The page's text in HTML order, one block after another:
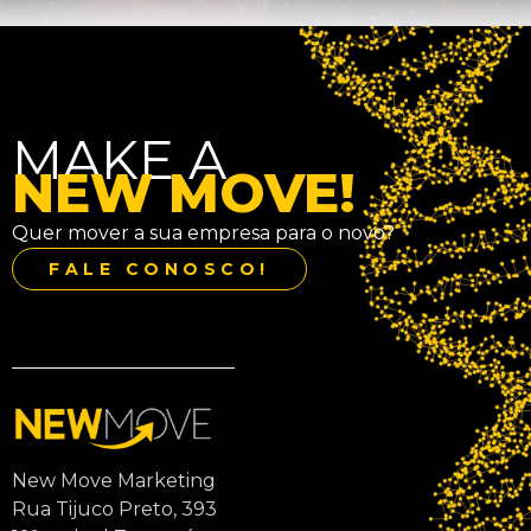
MAKE A
NEW MOVE!
Quer mover a sua empresa para o novo?
FALE CONOSCO!
New Move Marketing
Rua Tijuco Preto, 393